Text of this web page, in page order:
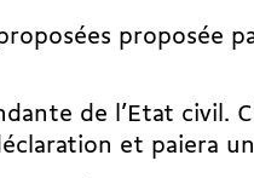
proposée
de l’Etat civil.
et paiera